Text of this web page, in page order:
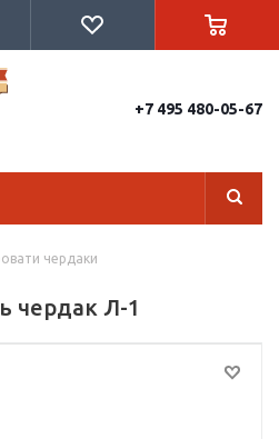
+7 495 480-05-67
чердаки
чердак Л-1